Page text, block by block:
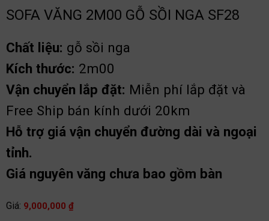
SOFA VĂNG 2M00 GỖ SỒI NGA SF28
Chất liệu: gỗ sồi nga
Kích thước: 2m00
Vận chuyển lắp đặt: Miễn phí lắp đặt và
Free Ship bán kính dưới 20km
Hỗ trợ giá vận chuyển đường dài và ngoại
tỉnh.
Giá nguyên văng chưa bao gồm bàn
Giá: 9,000,000 ₫